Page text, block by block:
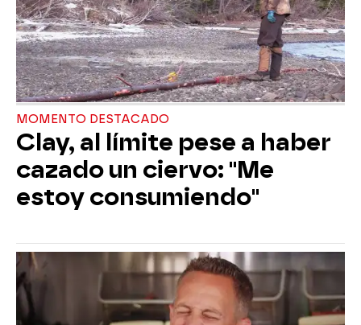
MOMENTO DESTACADO
Clay, al límite pese a haber
cazado un ciervo: "Me
estoy consumiendo"